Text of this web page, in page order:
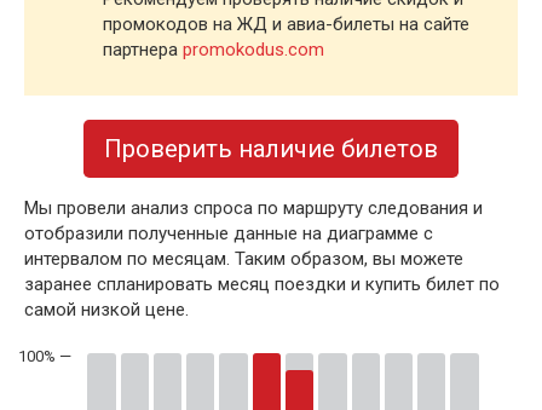
промокодов на ЖД и авиа-билеты на сайте
партнера promokodus.com
Проверить наличие билетов
Мы провели анализ спроса по маршруту следования и
отобразили полученные данные на диаграмме с
интервалом по месяцам. Таким образом, вы можете
заранее спланировать месяц поездки и купить билет по
самой низкой цене.